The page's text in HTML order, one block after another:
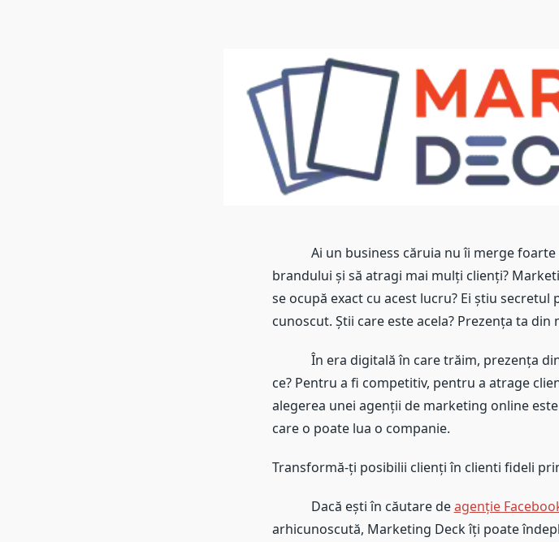
Ai un business căruia nu îi merge foarte
brandului și să atragi mai mulți clienți?
se ocupă exact cu acest lucru? Ei știu
cunoscut. Știi care este acela? Prezența ta din
În era digitală în care trăim, prezența din
ce? Pentru a fi competitiv, pentru a atrage
alegerea unei agenții de marketing online
care o poate lua o companie.
Transformă-ți posibilii clienți în clienti fideli
Dacă ești în căutare deagenție
arhicunoscută, Marketing Deck îți poate